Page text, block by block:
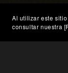
Al utilizar este
consultar nuestra